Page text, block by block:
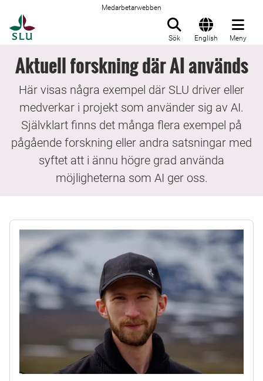
Medarbetarwebben
Sök English Meny
Aktuell forskning där AI används
Här visas några exempel där SLU driver eller
medverkar i projekt som använder sig av AI.
Självklart finns det många flera exempel på
pågående forskning eller andra satsningar med
syftet att i ännu högre grad använda
möjligheterna som AI ger oss.